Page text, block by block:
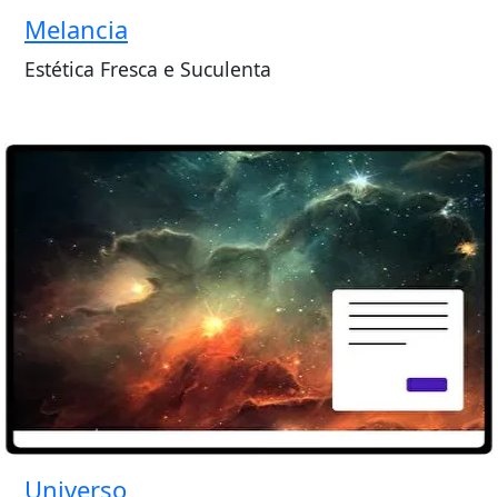
Melancia
Estética Fresca e Suculenta
Universo